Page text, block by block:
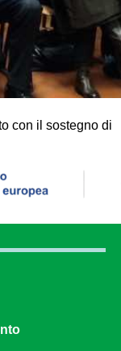
con il sostegno di